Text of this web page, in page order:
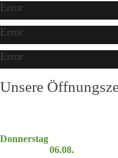
Error
Error
Error
Unsere
Donnerstag
06.08.